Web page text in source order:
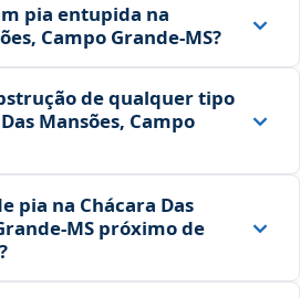
pia entupida na
Campo Grande‑MS?
de qualquer tipo
Mansões, Campo
pia na Chácara Das
próximo de